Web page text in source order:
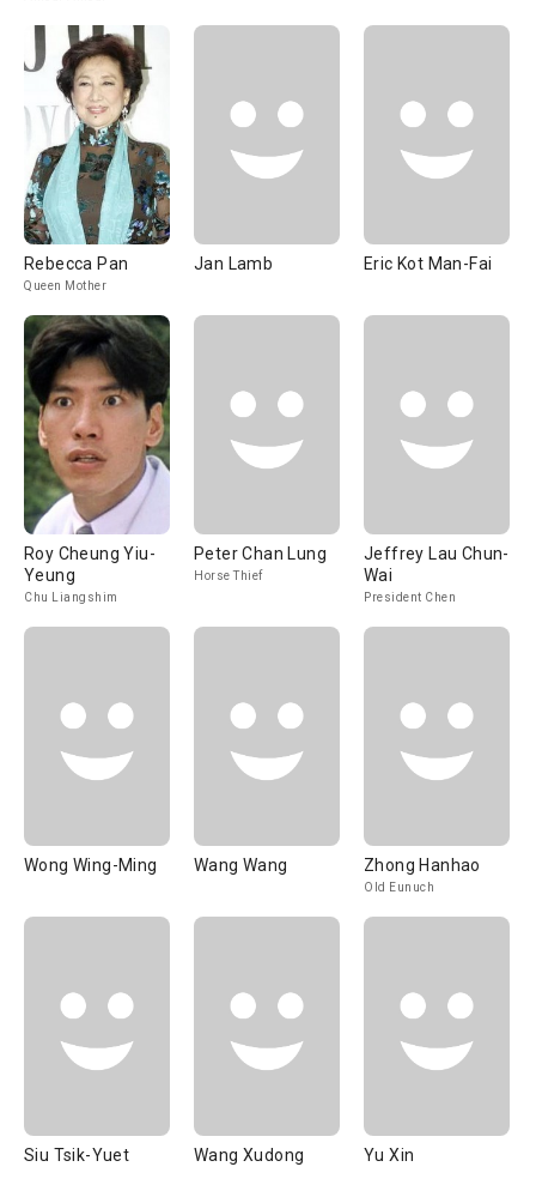
Rebecca Pan
Queen Mother
Jan Lamb Eric Kot Man-Fai
Roy Cheung Yiu-
Yeung
Chu Liangshim
Peter Chan Lung
Horse Thief
Jeffrey Lau Chun-
Wai
President Chen
Wong Wing-Ming Wang Wang Zhong Hanhao
Old Eunuch
Siu Tsik-Yuet Wang Xudong Yu Xin